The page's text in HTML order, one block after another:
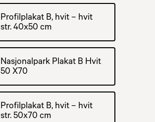
Profilplakat B, hvit – hvit
str. 40x50 cm
Nasjonalpark Plakat B Hvit
50 X70
Profilplakat B, hvit – hvit
str. 50x70 cm